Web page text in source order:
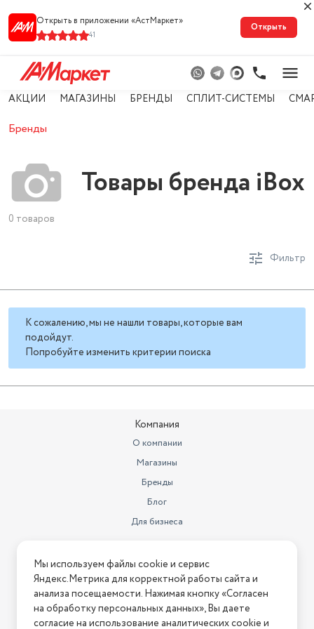
Открыть в приложении «АстМарке‪т‬»
41
Открыть
АКЦИИ МАГАЗИНЫ БРЕНДЫ СПЛИТ-СИСТЕМЫ
Бренды
Товары бренда iBox
0 товаров
Фильтр
К сожалению, мы не нашли товары, которые вам
подойдут.
Попробуйте изменить критерии поиска
Компания
О компании
Магазины
Бренды
Блог
Для бизнеса
Информация
Условия оплаты
Условия доставки
Условия возврата
Мы используем файлы cookie и сервис
Яндекс.Метрика для корректной работы сайта и
анализа посещаемости. Нажимая кнопку «Согласен
на обработку персональных данных», Вы даете
согласие на использование аналитических cookie и